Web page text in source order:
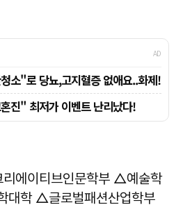
에이티브인문학부 △예술학
대학 △글로벌패션산업학부